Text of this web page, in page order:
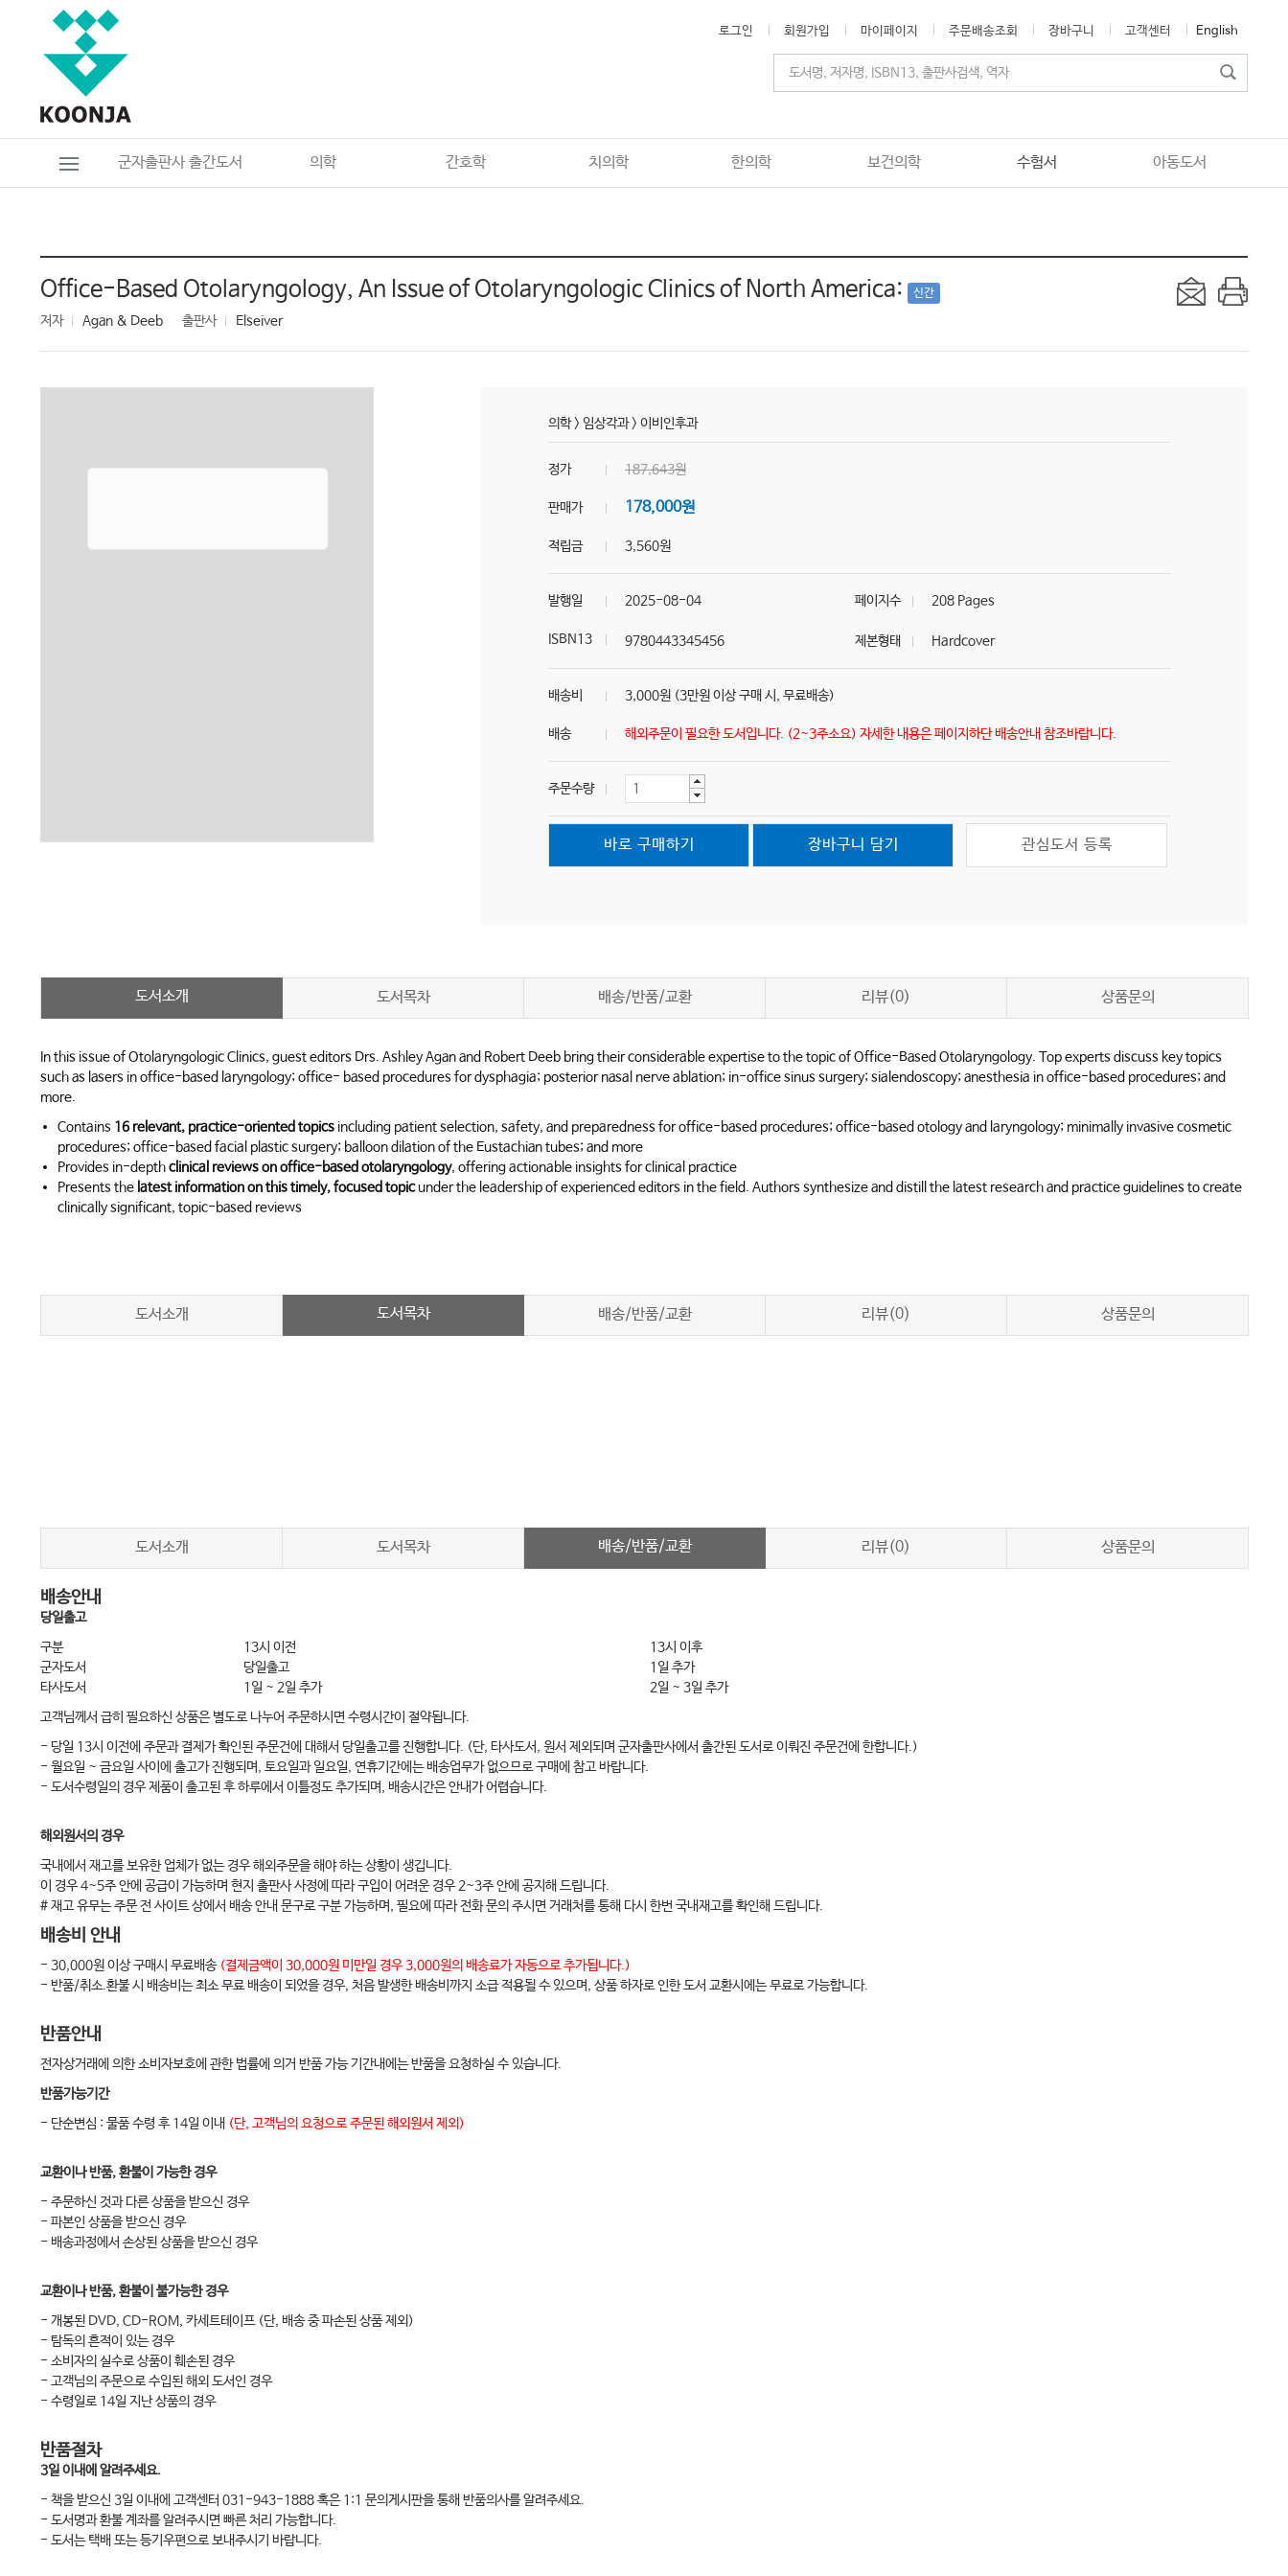
로그인 회원가입 마이페이지 주문배송조회 장바구니 고객센터 English
군자출판사 출간도서 의학 간호학 치의학 한의학 보건의학 수험서 아동도서
Office-Based Otolaryngology, An Issue of Otolaryngologic Clinics of North America: 신간
저자 Agan & Deeb 출판사 Elseiver
의학> 임상각과> 이비인후과
정가 187,643원
판매가 178,000원
적립금 3,560원
발행일 2025-08-04 페이지수 208 Pages
ISBN13 9780443345456 제본형태 Hardcover
배송비 3,000원 (3만원 이상 구매 시, 무료배송)
배송 해외주문이 필요한 도서입니다. (2~3주소요) 자세한 내용은 페이지하단 배송안내 참조바랍니다.
주문수량
바로 구매하기 장바구니 담기 관심도서 등록
도서소개 도서목차 배송/반품/교환 리뷰(0) 상품문의
In this issue ofOtolaryngologic Clinics, guest editors Drs. Ashley Agan and Robert Deeb bring their considerable expertise to the topic ofOffice-Based Otolaryngology. Top experts discuss key topics
such as lasers in office-based laryngology; office- based procedures for dysphagia; posterior nasal nerve ablation; in-office sinus surgery; sialendoscopy; anesthesia in office-based procedures; and
more.
Contains 16 relevant, practice-oriented topics including patient selection, safety, and preparedness for office-based procedures; office-based otology and laryngology; minimally invasive cosmetic
procedures; office-based facial plastic surgery; balloon dilation of the Eustachian tubes; and more
Provides in-depthclinical reviews on office-based otolaryngology, offering actionable insights for clinical practice
Presents the latest information on this timely, focused topicunder the leadership of experienced editors in the field. Authors synthesize and distill the latest research and practice guidelines to create
clinically significant, topic-based reviews
도서소개 도서목차 배송/반품/교환 리뷰(0) 상품문의
도서소개 도서목차 배송/반품/교환 리뷰(0) 상품문의
배송안내
당일출고
구분
13시 이전
13시 이후
군자도서
당일출고
1일 추가
타사도서
1일 ~ 2일 추가
2일 ~ 3일 추가
고객님께서 급히 필요하신 상품은 별도로 나누어 주문하시면 수령시간이 절약됩니다.
- 당일 13시 이전에 주문과 결제가 확인된 주문건에 대해서 당일출고를 진행합니다. (단, 타사도서, 원서 제외되며 군자출판사에서 출간된 도서로 이뤄진 주문건에 한합니다.)
- 월요일 ~ 금요일 사이에 출고가 진행되며, 토요일과 일요일, 연휴기간에는 배송업무가 없으므로 구매에 참고 바랍니다.
- 도서수령일의 경우 제품이 출고된 후 하루에서 이틀정도 추가되며, 배송시간은 안내가 어렵습니다.
해외원서의 경우
국내에서 재고를 보유한 업체가 없는 경우 해외주문을 해야 하는 상황이 생깁니다.
이 경우 4~5주 안에 공급이 가능하며 현지 출판사 사정에 따라 구입이 어려운 경우 2~3주 안에 공지해 드립니다.
# 재고 유무는 주문 전 사이트 상에서 배송 안내 문구로 구분 가능하며, 필요에 따라 전화 문의 주시면 거래처를 통해 다시 한번 국내재고를 확인해 드립니다.
배송비 안내
- 30,000원 이상 구매시 무료배송 (결제금액이 30,000원 미만일 경우 3,000원의 배송료가 자동으로 추가됩니다.)
- 반품/취소.환불 시 배송비는 최소 무료 배송이 되었을 경우, 처음 발생한 배송비까지 소급 적용될 수 있으며, 상품 하자로 인한 도서 교환시에는 무료로 가능합니다.
반품안내
전자상거래에 의한 소비자보호에 관한 법률에 의거 반품 가능 기간내에는 반품을 요청하실 수 있습니다.
반품가능기간
- 단순변심 : 물품 수령 후 14일 이내 (단, 고객님의 요청으로 주문된 해외원서 제외)
교환이나 반품, 환불이 가능한 경우
- 주문하신 것과 다른 상품을 받으신 경우
- 파본인 상품을 받으신 경우
- 배송과정에서 손상된 상품을 받으신 경우
교환이나 반품, 환불이 불가능한 경우
- 개봉된 DVD, CD-ROM, 카세트테이프 (단, 배송 중 파손된 상품 제외)
- 탐독의 흔적이 있는 경우
- 소비자의 실수로 상품이 훼손된 경우
- 고객님의 주문으로 수입된 해외 도서인 경우
- 수령일로 14일 지난 상품의 경우
반품절차
3일 이내에 알려주세요.
- 책을 받으신 3일 이내에 고객센터 031-943-1888 혹은 1:1 문의게시판을 통해 반품의사를 알려주세요.
- 도서명과 환불 계좌를 알려주시면 빠른 처리 가능합니다.
- 도서는 택배 또는 등기우편으로 보내주시기 바랍니다.